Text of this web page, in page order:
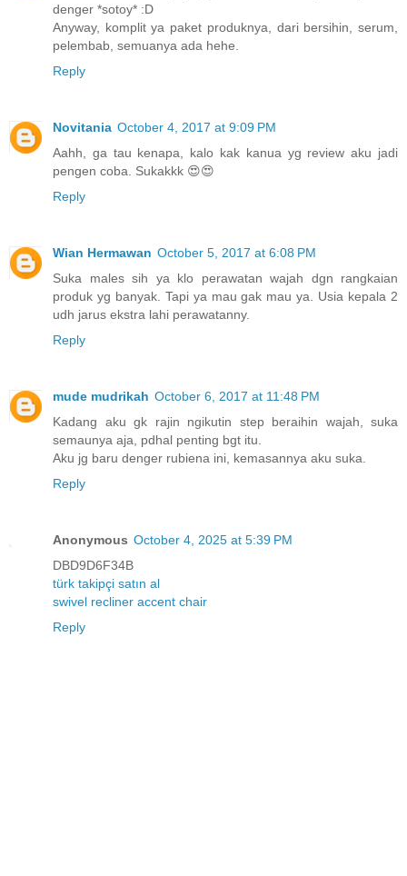
denger *sotoy* :D
Anyway, komplit ya paket produknya, dari bersihin, serum,
pelembab, semuanya ada hehe.
Reply
Novitania October 4, 2017 at 9:09 PM
Aahh, ga tau kenapa, kalo kak kanua yg review aku jadi
pengen coba. Sukakkk 😍😍
Reply
Wian Hermawan October 5, 2017 at 6:08 PM
Suka males sih ya klo perawatan wajah dgn rangkaian
produk yg banyak. Tapi ya mau gak mau ya. Usia kepala 2
udh jarus ekstra lahi perawatanny.
Reply
mude mudrikah October 6, 2017 at 11:48 PM
Kadang aku gk rajin ngikutin step beraihin wajah, suka
semaunya aja, pdhal penting bgt itu.
Aku jg baru denger rubiena ini, kemasannya aku suka.
Reply
Anonymous October 4, 2025 at 5:39 PM
DBD9D6F34B
türk takipçi satın al
swivel recliner accent chair
Reply